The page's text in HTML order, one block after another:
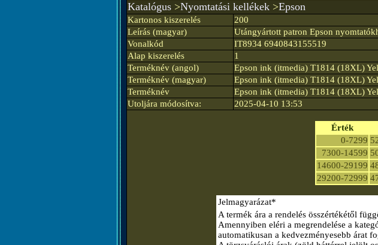
Katalógus >Nyomtatási kellékek >Epson
Kartonos kiszerelés
200
Leírás (magyar)
Utángyártott patron Epson
Vonalkód
IT8934 6940843155519
Alap kiszerelés
1
Terméknév (angol)
Epson ink (itmedia) T1814 (18XL)
Terméknév (magyar)
Epson ink (itmedia) T1814 (18XL)
Terméknév
Epson ink (itmedia) T1814 (18XL)
Utoljára módosítva:
2025-04-10 13:53
Érték
0-7299
7300-14599
14600-29199
29200-72999
Jelmagyarázat*
A termék ára a rendelés összértékétől
Amennyiben eléri a megrendelése a
automatikusan a kedvezményesebb árat